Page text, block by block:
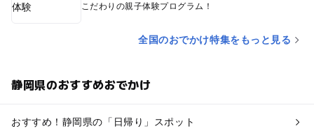
こだわりの親子体験プログラム！
全国のおでかけ特集をもっと見る
静岡県のおすすめおでかけ
おすすめ！静岡県の「日帰り」スポット